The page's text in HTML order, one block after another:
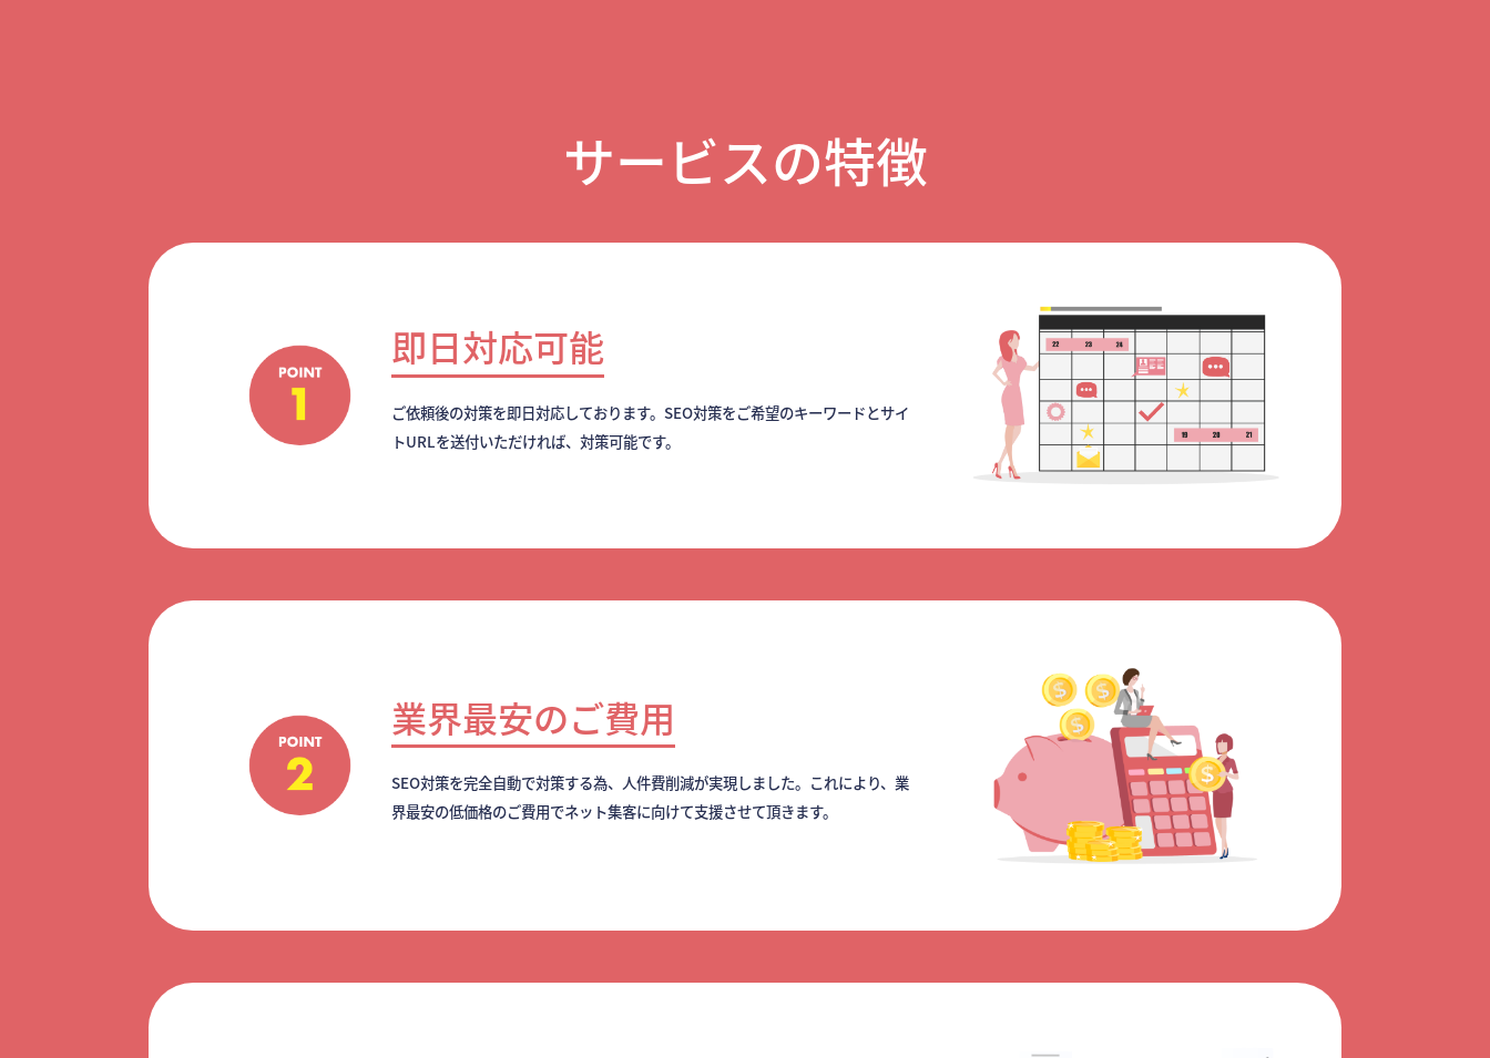
サービスの特徴
即日対応可能
ご依頼後の対策を即日対応しております。SEO対策をご希望のキーワードとサイ
トURLを送付いただければ、対策可能です。
業界最安のご費用
SEO対策を完全自動で対策する為、人件費削減が実現しました。これにより、業
界最安の低価格のご費用でネット集客に向けて支援させて頂きます。